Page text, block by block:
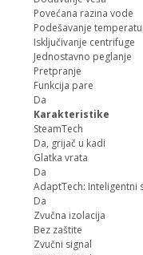
Povećana razina vode
Podešavanje
Isključivanje centrifuge
Jednostavno peglanje
Pretpranje
Funkcija pare
Da
Karakteristike
SteamTech
Da, grijač u kadi
Glatka vrata
Da
AdaptTech: Inteligentni
Da
Zvučna izolacija
Bez zaštite
Zvučni signal